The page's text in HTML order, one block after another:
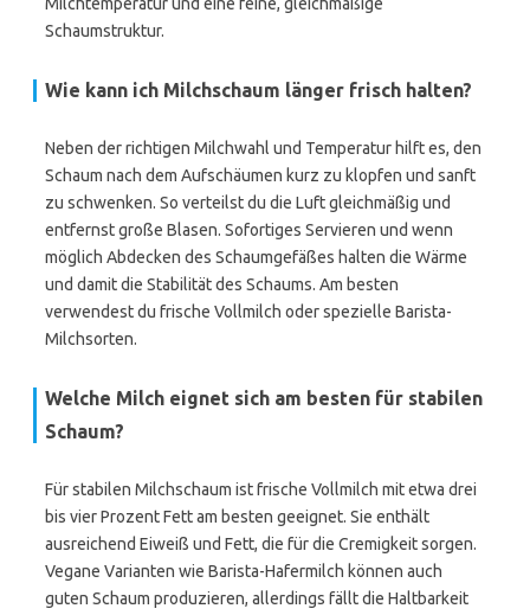
Schaumstruktur.
Wie kann ich Milchschaum länger frisch halten?
Neben der richtigen Milchwahl und Temperatur hilft es, den
Schaum nach dem Aufschäumen kurz zu klopfen und sanft
zu schwenken. So verteilst du die Luft gleichmäßig und
entfernst große Blasen. Sofortiges Servieren und wenn
möglich Abdecken des Schaumgefäßes halten die Wärme
und damit die Stabilität des Schaums. Am besten
verwendest du frische Vollmilch oder spezielle Barista-
Milchsorten.
Welche Milch eignet sich am besten für stabilen
Schaum?
Für stabilen Milchschaum ist frische Vollmilch mit etwa drei
bis vier Prozent Fett am besten geeignet. Sie enthält
ausreichend Eiweiß und Fett, die für die Cremigkeit sorgen.
Vegane Varianten wie Barista-Hafermilch können auch
guten Schaum produzieren, allerdings fällt die Haltbarkeit